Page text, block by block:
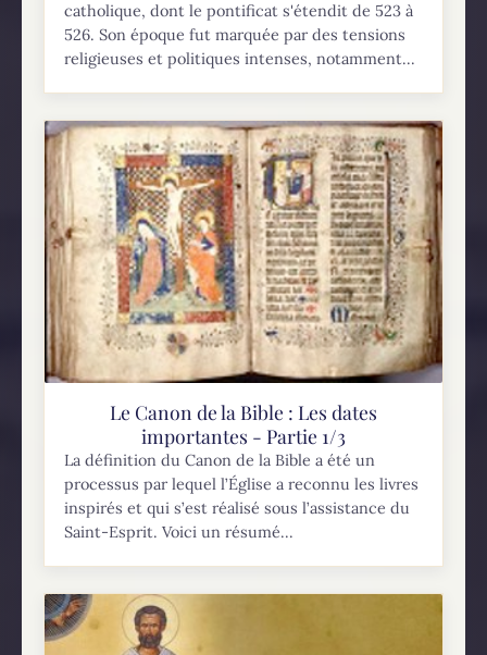
catholique, dont le pontificat s'étendit de 523 à
526. Son époque fut marquée par des tensions
religieuses et politiques intenses, notamment...
Le Canon de la Bible : Les dates
importantes - Partie 1/3
La définition du Canon de la Bible a été un
processus par lequel l’Église a reconnu les livres
inspirés et qui s’est réalisé sous l’assistance du
Saint-Esprit. Voici un résumé...